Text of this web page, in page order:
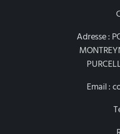
Adresse :
Email :